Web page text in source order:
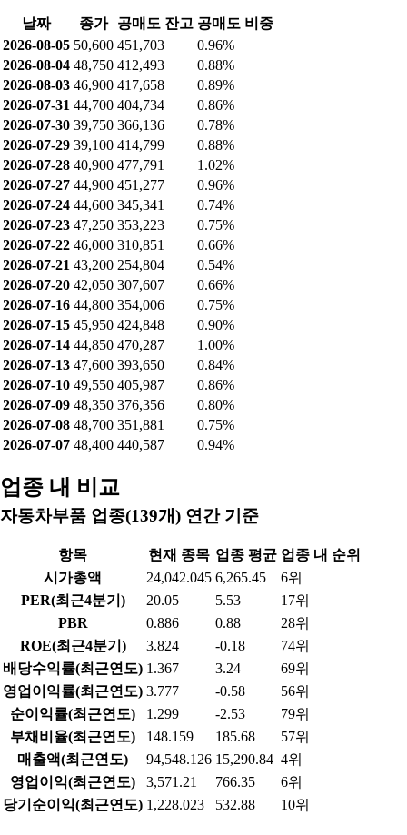
날짜 종가 공매도 잔고 공매도 비중
2026-08-05 50,600 451,703
0.96%
2026-08-04 48,750 412,493
0.88%
2026-08-03 46,900 417,658
0.89%
2026-07-31 44,700 404,734
0.86%
2026-07-30 39,750 366,136
0.78%
2026-07-29 39,100 414,799
0.88%
2026-07-28 40,900 477,791
1.02%
2026-07-27 44,900 451,277
0.96%
2026-07-24 44,600 345,341
0.74%
2026-07-23 47,250 353,223
0.75%
2026-07-22 46,000 310,851
0.66%
2026-07-21 43,200 254,804
0.54%
2026-07-20 42,050 307,607
0.66%
2026-07-16 44,800 354,006
0.75%
2026-07-15 45,950 424,848
0.90%
2026-07-14 44,850 470,287
1.00%
2026-07-13 47,600 393,650
0.84%
2026-07-10 49,550 405,987
0.86%
2026-07-09 48,350 376,356
0.80%
2026-07-08 48,700 351,881
0.75%
2026-07-07 48,400 440,587 0.94%
업종 내 비교
자동차부품 업종(139개) 연간 기준
항목 현재 종목 업종 평균 업종 내 순위
시가총액
24,042.045 6,265.45
6위
PER(최근4분기)
20.05 5.53
17위
PBR
0.886 0.88
28위
ROE(최근4분기)
3.824 -0.18
74위
배당수익률(최근연도) 1.367 3.24
69위
영업이익률(최근연도) 3.777 -0.58
56위
순이익률(최근연도)
1.299 -2.53
79위
부채비율(최근연도)
148.159 185.68
57위
매출액(최근연도)
94,548.126 15,290.84 4위
영업이익(최근연도)
3,571.21 766.35
6위
당기순이익(최근연도) 1,228.023 532.88 10위